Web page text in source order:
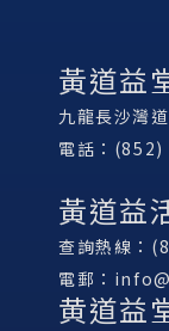
黃道益
九龍長沙灣
電話：
黃道益
查詢熱線：
電郵：
黄道益